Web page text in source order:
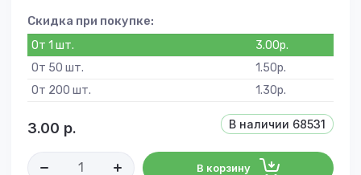
Скидка при покупке:
От 1 шт. 3.00р.
От 50 шт.
1.50р.
От 200 шт.
1.30р.
В наличии 68531
3.00 р.
В корзину